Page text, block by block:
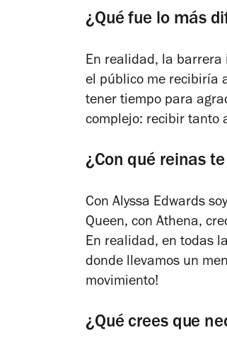
¿Qué fue lo más
En realidad, la barrera
el público me recibiría
tener tiempo para
complejo: recibir tanto
¿Con qué reinas
Con Alyssa Edwards
Queen, con Athena,
En realidad, en todas
donde llevamos un
movimiento!
¿Qué crees que